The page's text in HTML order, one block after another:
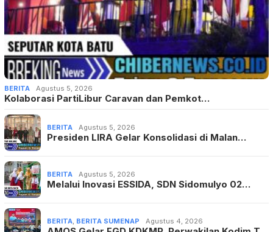
BERITA Agustus 5, 2026
Kolaborasi PartiLibur Caravan dan Pemkot…
BERITA Agustus 5, 2026
Presiden LIRA Gelar Konsolidasi di Malan…
BERITA Agustus 5, 2026
Melalui Inovasi ESSIDA, SDN Sidomulyo 02…
BERITA BERITA SUMENAP Agustus 4, 2026